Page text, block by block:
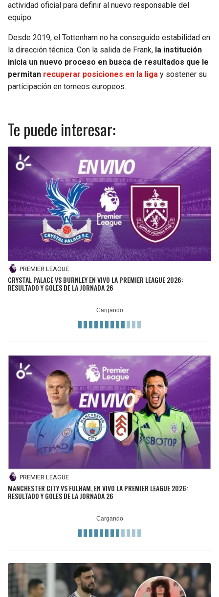
actividad oficial para definir al nuevo responsable del
equipo.
Desde 2019, el Tottenham no ha conseguido estabilidad en
la dirección técnica. Con la salida de Frank, la institución
inicia un nuevo proceso en busca de resultados que le
permitan recuperar posiciones en la liga y sostener su
participación en torneos europeos.
Te puede interesar:
PREMIER LEAGUE
CRYSTAL PALACE VS BURNLEY EN VIVO LA PREMIER LEAGUE 2026:
RESULTADO Y GOLES DE LA JORNADA 26
PREMIER LEAGUE
MANCHESTER CITY VS FULHAM, EN VIVO LA PREMIER LEAGUE 2026:
RESULTADO Y GOLES DE LA JORNADA 26